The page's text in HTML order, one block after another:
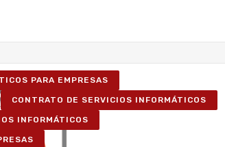
PARA EMPRESAS
CONTRATO DE SERVICIOS INFORMÁTICOS
INFORMÁTICOS